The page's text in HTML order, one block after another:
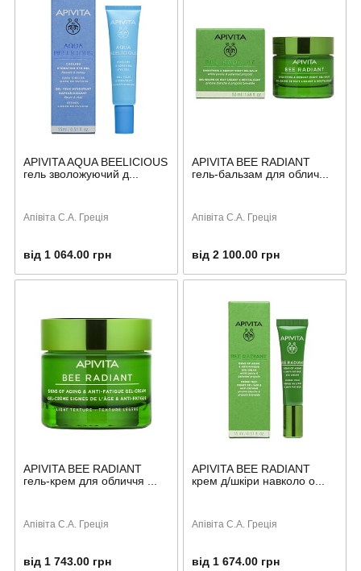
APIVITA AQUA BEELICIOUS
гель зволожуючий д...
Апівіта С.А. Греція
від 1 064.00 грн
APIVITA BEE RADIANT
гель-бальзам для облич...
Апівіта С.А. Греція
від 2 100.00 грн
APIVITA BEE RADIANT
гель-крем для обличчя ...
Апівіта С.А. Греція
від 1 743.00 грн
APIVITA BEE RADIANT
крем д/шкіри навколо о...
Апівіта С.А. Греція
від 1 674.00 грн